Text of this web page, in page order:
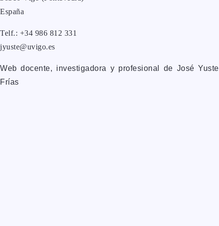
España
Telf.: +34 986 812 331
jyuste@uvigo.es
Web docente, investigadora y profesional de José Yuste
Frías